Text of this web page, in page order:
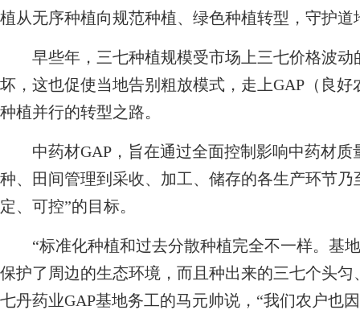
植从无序种植向规范种植、绿色种植转型，守护道
早些年，三七种植规模受市场上三七价格波动
坏，这也促使当地告别粗放模式，走上GAP（良
种植并行的转型之路。
中药材GAP，旨在通过全面控制影响中药材质
种、田间管理到采收、加工、储存的各生产环节
定、可控”的目标。
“标准化种植和过去分散种植完全不一样。基
保护了周边的生态环境，而且种出来的三七个头
七丹药业GAP基地务工的马元帅说，“我们农户也